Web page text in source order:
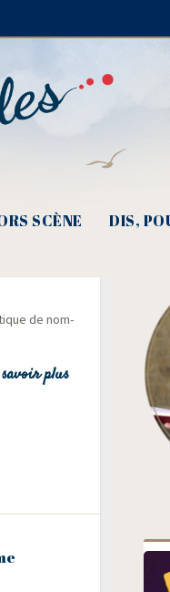
SCÈNE DIS,
de nom­
plus